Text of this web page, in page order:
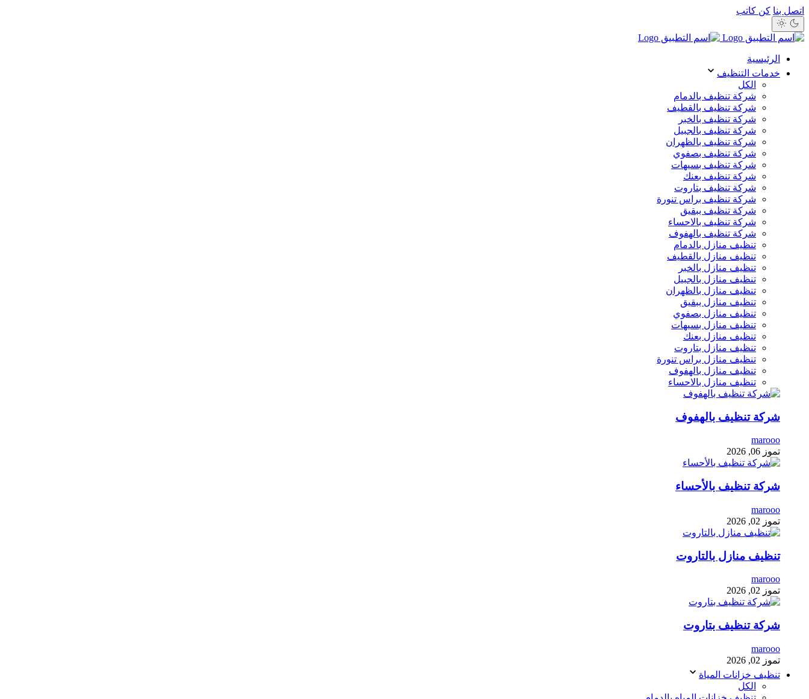
اتصل بنا كن كاتب
الرئيسية
خدمات التنظيف
الكل
شركة تنظيف بالدمام
شركة تنظيف بالقطيف
شركة تنظيف بالخبر
شركة تنظيف بالجبيل
شركة تنظيف بالظهران
شركة تنظيف بصفوي
شركة تنظيف بسيهات
شركة تنظيف بعنك
شركة تنظيف بتاروت
شركة تنظيف براس تنورة
شركة تنظيف ببقيق
شركة تنظيف بالاحساء
شركة تنظيف بالهفوف
تنظيف منازل بالدمام
تنظيف منازل بالقطيف
تنظيف منازل بالخبر
تنظيف منازل بالجبيل
تنظيف منازل بالظهران
تنظيف منازل ببقيق
تنظيف منازل بصفوي
تنظيف منازل بسيهات
تنظيف منازل بعنك
تنظيف منازل بتاروت
تنظيف منازل براس تنورة
تنظيف منازل بالهفوف
تنظيف منازل بالاحساء
شركة تنظيف بالهفوف
marooo
تموز 06, 2026
شركة تنظيف بالأحساء
marooo
تموز 02, 2026
تنظيف منازل بالتاروت
marooo
تموز 02, 2026
شركة تنظيف بتاروت
marooo
تموز 02, 2026
تنظيف خزانات المياة
الكل